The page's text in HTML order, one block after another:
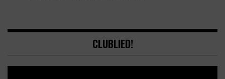
CLUBLIED!